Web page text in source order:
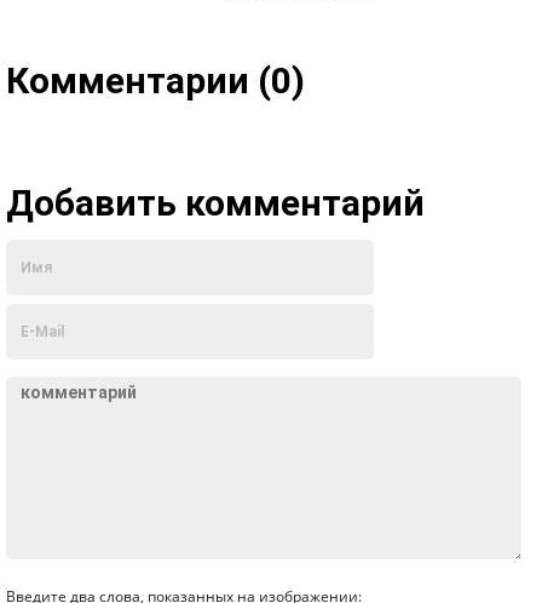
Комментарии (0)
Добавить комментарий
Введите два слова, показанных на изображении: